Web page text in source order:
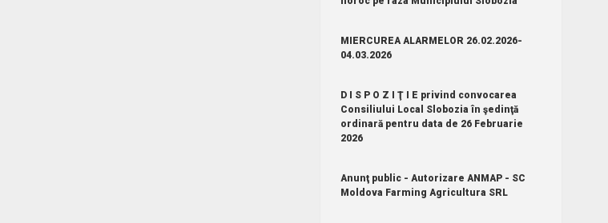
MIERCUREA ALARMELOR 26.02.2026-
04.03.2026
D I S P O Z I Ţ I E privind convocarea
Consiliului Local Slobozia în şedinţă
ordinară pentru data de 26 Februarie
2026
Anunţ public - Autorizare ANMAP - SC
Moldova Farming Agricultura SRL